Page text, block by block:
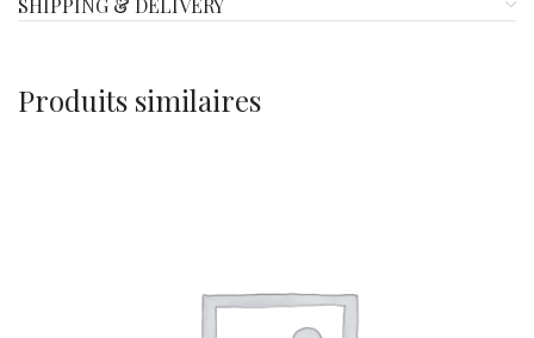
SHIPPING & DELIVERY
Produits similaires